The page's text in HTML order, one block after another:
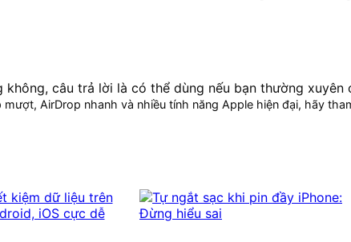
không, câu trả lời là có thể dùng nếu bạn thường xuyên
AirDrop nhanh và nhiều tính năng Apple hiện đại, hãy